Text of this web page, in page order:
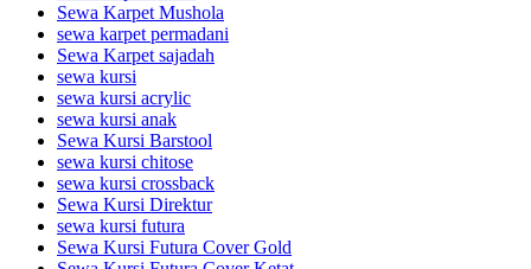
Sewa Karpet Mushola
sewa karpet permadani
Sewa Karpet sajadah
sewa kursi
sewa kursi acrylic
sewa kursi anak
Sewa Kursi Barstool
sewa kursi chitose
sewa kursi crossback
Sewa Kursi Direktur
sewa kursi futura
Sewa Kursi Futura Cover Gold